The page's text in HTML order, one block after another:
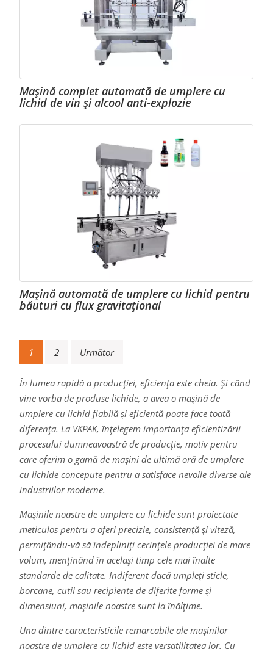
Mașină complet automată de umplere cu
lichid de vin și alcool anti-explozie
Mașină automată de umplere cu lichid pentru
băuturi cu flux gravitațional
Navigare
articole
1 2 Următor
În lumea rapidă a producției, eficiența este cheia. Și când
vine vorba de produse lichide, a avea o mașină de
umplere cu lichid fiabilă și eficientă poate face toată
diferența. La VKPAK, înțelegem importanța eficientizării
procesului dumneavoastră de producție, motiv pentru
care oferim o gamă de mașini de ultimă oră de umplere
cu lichide concepute pentru a satisface nevoile diverse ale
industriilor moderne.
Mașinile noastre de umplere cu lichide sunt proiectate
meticulos pentru a oferi precizie, consistență și viteză,
permițându-vă să îndepliniți cerințele producției de mare
volum, menținând în același timp cele mai înalte
standarde de calitate. Indiferent dacă umpleți sticle,
borcane, cutii sau recipiente de diferite forme și
dimensiuni, mașinile noastre sunt la înălțime.
Una dintre caracteristicile remarcabile ale mașinilor
noastre de umplere cu lichid este versatilitatea lor. Cu